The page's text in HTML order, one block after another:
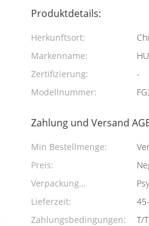
Produktdetails:
Herkunftsort:
Markenname:
Zertifizierung:
-
Modellnummer:
Zahlung und Versand
Min Bestellmenge:
Preis:
Verpackung
Informationen:
Lieferzeit:
Zahlungsbedingungen:
T/